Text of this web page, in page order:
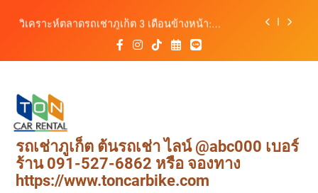
วิเคราะห์ตลาดรถเช่าภูเก็ต 3 เดือนข้างหน้า:
สิงหาคม–ตุลาคม 2569
ต้นรถเช่าภูเก็ต บริการรถเช่าครบวงจร ราคาคุ้มค่า
เดินทางสะดวกทุกเส้นทาง
ภูเก็ตคล่องตัว กับต้นรถเช่าภูเก็ต
ต้นรถเช่าภูเก็ต รถเช่าราคาคุ้ม ใกล้สนามบิน มีรถให้
เลือกหลากหลาย พร้อมบริการ 24 ชั่วโมง
วิเคราะห์ตลาดรถเช่าภูเก็ต 3 เดือนข้างหน้า:
สิงหาคม–ตุลาคม 2569
ต้นรถเช่าภูเก็ต บริการรถเช่าครบวงจร ราคาคุ้มค่า
เดินทางสะดวกทุกเส้นทาง
รถเช่าภูเก็ต ต้นรถเช่า ไลน์ @abc000 เบอร์
ร้าน 091-527-6862 หรือ จองทาง
https://www.toncarbike.com